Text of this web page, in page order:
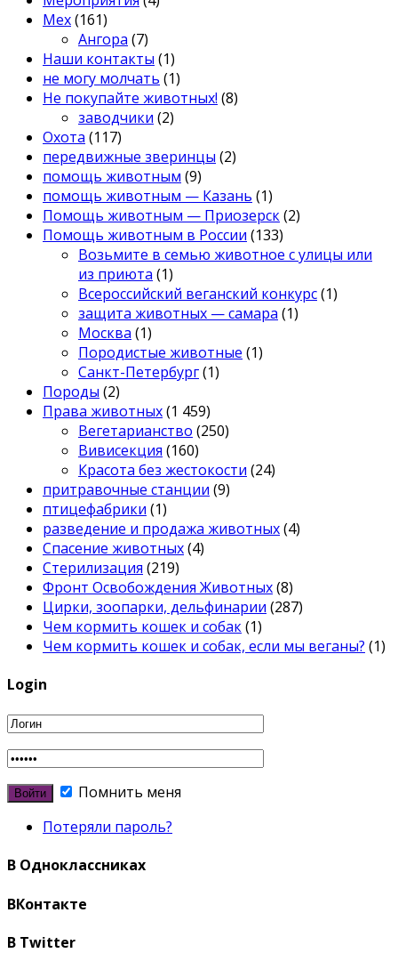
Мех(161)
Ангора (7)
Наши контакты (1)
не могу молчать (1)
Не покупайте животных! (8)
заводчики (2)
Охота (117)
передвижные зверинцы (2)
помощь животным (9)
помощь животным — Казань (1)
Помощь животным — Приозерск(2)
Помощь животным в России (133)
Возьмите в семью животное с улицы или
из приюта (1)
Всероссийский веганский конкурс(1)
защита животных — самара (1)
Москва (1)
Породистые животные (1)
Санкт-Петербург(1)
Породы (2)
Права животных(1 459)
Вегетарианство (250)
Вивисекция (160)
Красота без жестокости (24)
притравочные станции (9)
птицефабрики (1)
разведение и продажа животных(4)
Спасение животных(4)
Стерилизация (219)
Фронт Освобождения Животных(8)
Цирки, зоопарки, дельфинарии (287)
Чем кормить кошек и собак(1)
Чем кормить кошек и собак, если мы веганы? (1)
Login
Помнить меня
Потеряли пароль?
В Одноклассниках
ВКонтакте
В Twitter